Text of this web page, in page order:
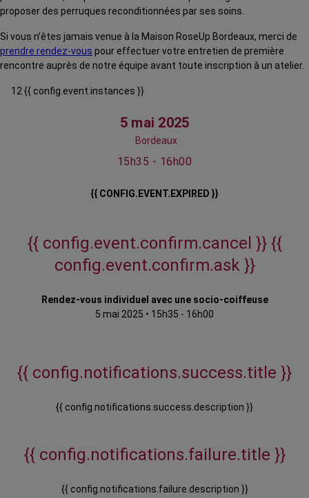
proposer des perruques reconditionnées par ses soins.
Si vous n’êtes jamais venue à la Maison RoseUp Bordeaux, merci de
prendre rendez-vous pour effectuer votre entretien de première
rencontre auprès de notre équipe avant toute inscription à un atelier.
12 {{ config.event.instances }}
5 mai 2025
Bordeaux
15h35 - 16h00
{{ CONFIG.EVENT.EXPIRED }}
{{ config.event.confirm.cancel }} {{
config.event.confirm.ask }}
Rendez-vous individuel avec une socio-coiffeuse
5 mai 2025 • 15h35 - 16h00
{{ config.notifications.success.title }}
{{ config.notifications.success.description }}
{{ config.notifications.failure.title }}
{{ config.notifications.failure.description }}